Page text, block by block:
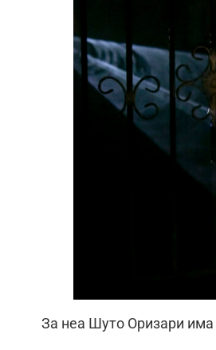
За неа Шуто Оризари има